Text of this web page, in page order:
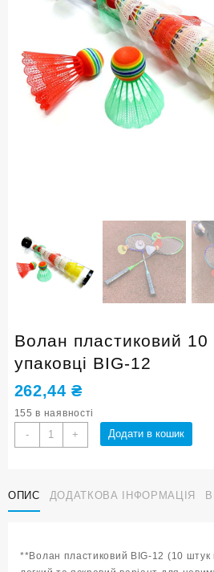
Волан пластиковий 10
упаковці BIG-12
262,44₴
155 в наявності
-
Волан
пластиковий
в
упаковці
+ Додати в кошик
ОПИС ДОДАТКОВА ІНФОРМАЦІЯ
**Волан пластиковий BIG-12 (10 штук